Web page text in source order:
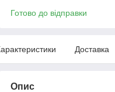
Готово до відправки
Доставка
Опис